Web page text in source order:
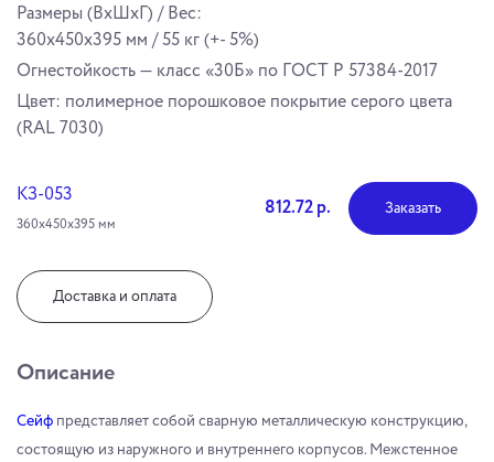
Размеры (ВхШхГ) / Вес:
360x450x395 мм / 55 кг (+- 5%)
Огнестойкость — класс «30Б» по ГОСТ Р 57384-2017
Цвет: полимерное порошковое покрытие серого цвета
(RAL 7030)
КЗ-053
360х450х395 мм
812.72 р. Заказать
Доставка и оплата
Описание
Сейф представляет собой сварную металлическую конструкцию,
состоящую из наружного и внутреннего корпусов. Межстенное